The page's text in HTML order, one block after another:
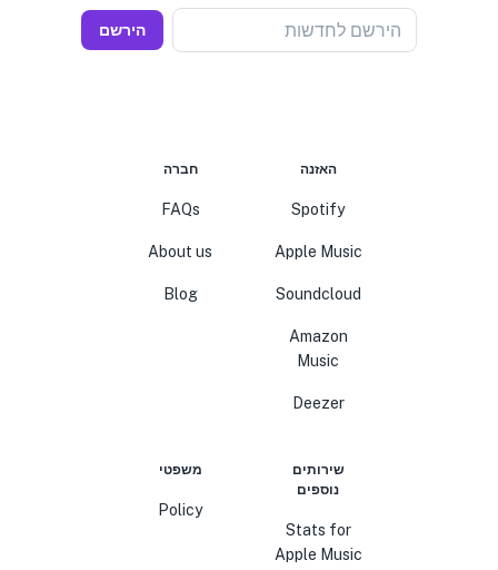
הירשם לחדשות הירשם
האזנה
Spotify
Apple Music
Soundcloud
Amazon
Music
Deezer
חברה
FAQs
About us
Blog
שירותים
נוספים
Stats for
Apple Music
משפטי
Policy